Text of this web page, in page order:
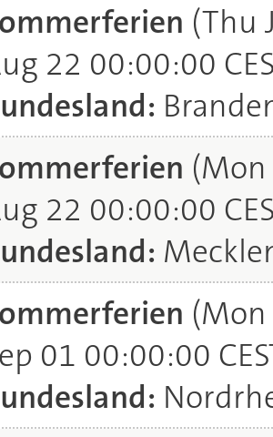
(Thu
22 00:00:00
(Mon
22 00:00:00
(Mon
01 00:00:00